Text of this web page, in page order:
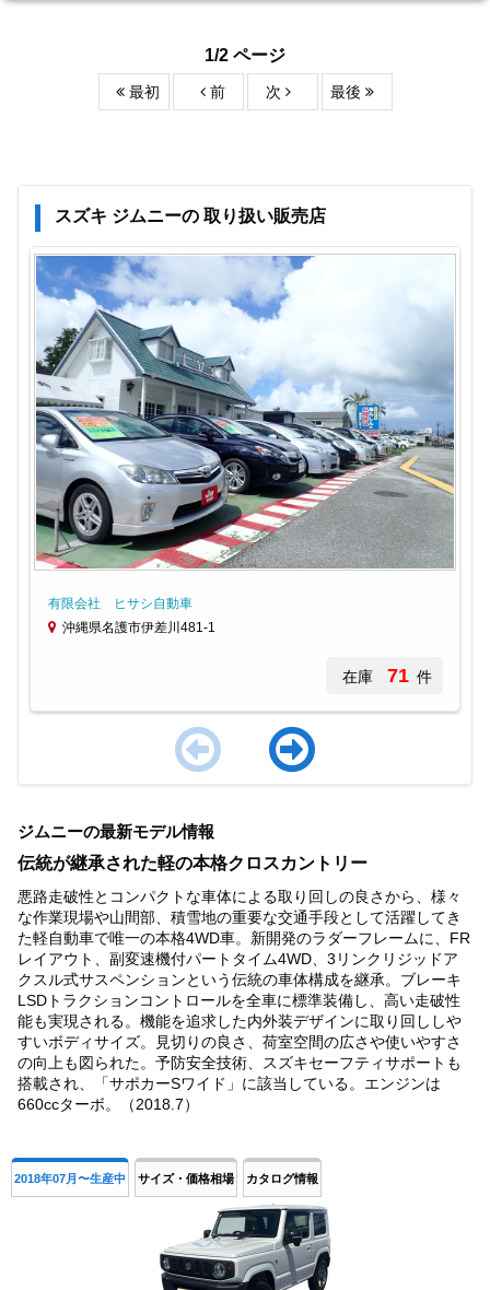
1/2 ページ
最初 前 次 最後
スズキ ジムニーの 取り扱い販売店
有限会社 ヒサシ自動車
沖縄県名護市伊差川481-1
在庫 71 件
of
4
ジムニーの最新モデル情報
伝統が継承された軽の本格クロスカントリー
悪路走破性とコンパクトな車体による取り回しの良さから、様々
な作業現場や山間部、積雪地の重要な交通手段として活躍してき
た軽自動車で唯一の本格4WD車。新開発のラダーフレームに、FR
レイアウト、副変速機付パートタイム4WD、3リンクリジッドア
クスル式サスペンションという伝統の車体構成を継承。ブレーキ
LSDトラクションコントロールを全車に標準装備し、高い走破性
能も実現される。機能を追求した内外装デザインに取り回ししや
すいボディサイズ。見切りの良さ、荷室空間の広さや使いやすさ
の向上も図られた。予防安全技術、スズキセーフティサポートも
搭載され、「サポカーSワイド」に該当している。エンジンは
660ccターボ。（2018.7）
2018年07月〜生産中 サイズ・価格相場 カタログ情報